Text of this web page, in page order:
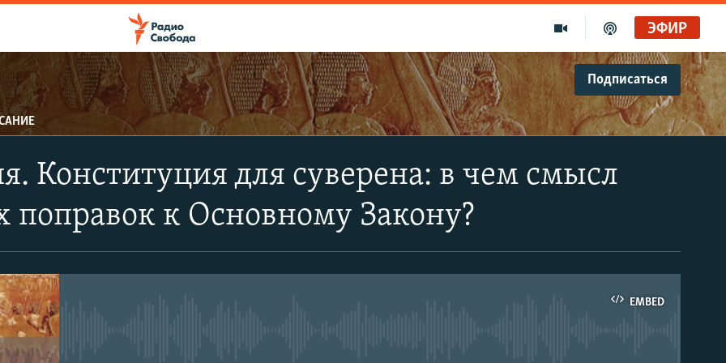
ЭФИР
Подписаться
Apple Podcasts
Конституция для суверена: в чем смысл
поправок к Основному Закону?
EMBED